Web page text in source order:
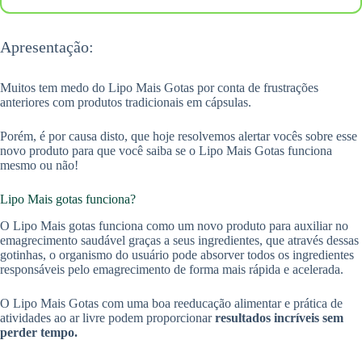
Apresentação:
Muitos tem medo do Lipo Mais Gotas por conta de frustrações
anteriores com produtos tradicionais em cápsulas.
Porém, é por causa disto, que hoje resolvemos alertar vocês sobre esse
novo produto para que você saiba se o Lipo Mais Gotas funciona
mesmo ou não!
Lipo Mais gotas funciona?
O Lipo Mais gotas funciona como um novo produto para auxiliar no
emagrecimento saudável graças a seus ingredientes, que através dessas
gotinhas, o organismo do usuário pode absorver todos os ingredientes
responsáveis pelo emagrecimento de forma mais rápida e acelerada.
O Lipo Mais Gotas com uma boa reeducação alimentar e prática de
atividades ao ar livre podem proporcionarresultados incríveis sem
perder tempo.